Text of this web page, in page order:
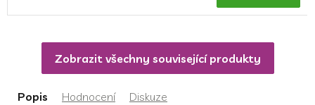
5,0
hvězdiček.Zobrazit všechny související produkty
Popis Hodnocení Diskuze